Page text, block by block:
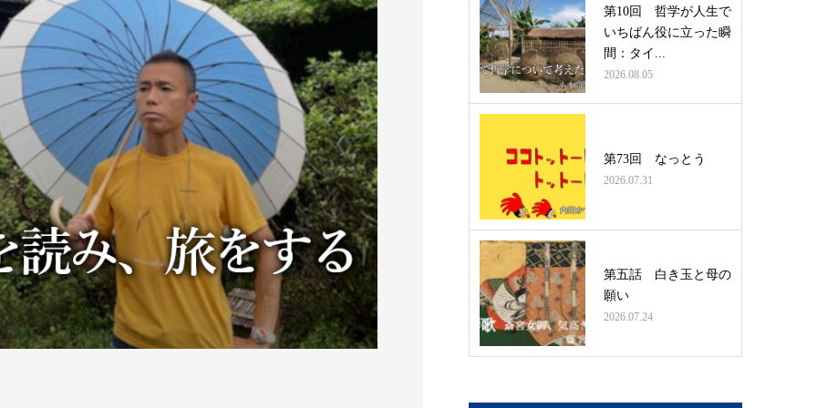
第10回 哲学が人生で
いちばん役に立った瞬
間：タイ...
2026.08.05
第73回 なっとう
2026.07.31
第五話 白き玉と母の
願い
2026.07.24